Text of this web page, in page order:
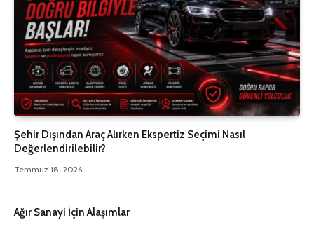
Şehir Dışından Araç Alırken Ekspertiz Seçimi Nasıl
Değerlendirilebilir?
Temmuz 18, 2026
Ağır Sanayi İçin Alaşımlar